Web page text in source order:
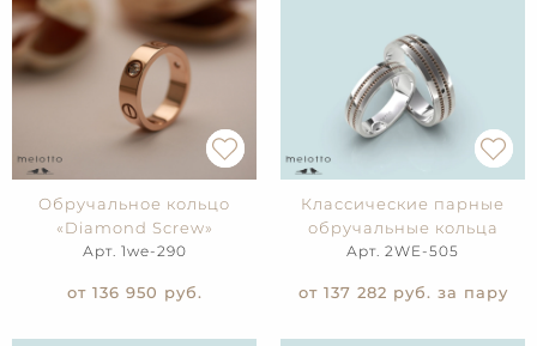
Обручальное кольцо
«Diamond Screw»
Арт. 1we-290
от 136 950 руб.
Классические парные
обручальные кольца
Арт. 2WE-505
от 137 282 руб. за пару